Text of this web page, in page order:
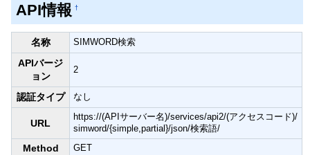
API情報 †
名称 SIMWORD検索
APIバージ
ョン
2
認証タイプ なし
URL
https://(APIサーバー名)/services/api2/(アクセスコード)/
simword/{simple,partial}/json/検索語/
Method GET